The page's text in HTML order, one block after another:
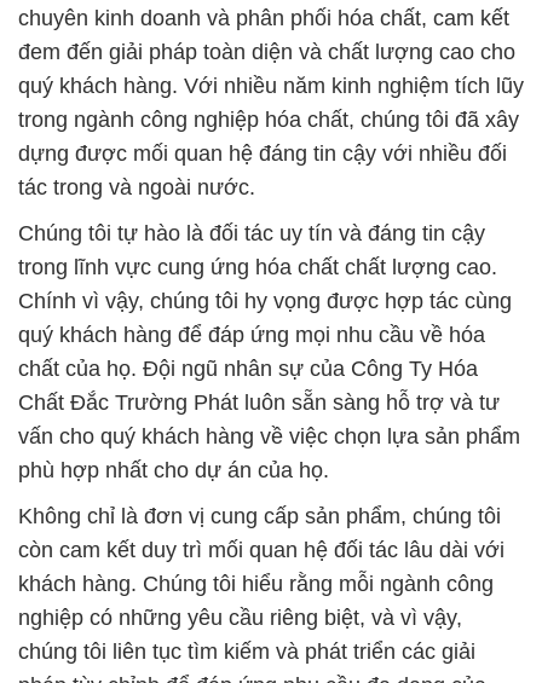
chuyên kinh doanh và phân phối hóa chất, cam kết
đem đến giải pháp toàn diện và chất lượng cao cho
quý khách hàng. Với nhiều năm kinh nghiệm tích lũy
trong ngành công nghiệp hóa chất, chúng tôi đã xây
dựng được mối quan hệ đáng tin cậy với nhiều đối
tác trong và ngoài nước.
Chúng tôi tự hào là đối tác uy tín và đáng tin cậy
trong lĩnh vực cung ứng hóa chất chất lượng cao.
Chính vì vậy, chúng tôi hy vọng được hợp tác cùng
quý khách hàng để đáp ứng mọi nhu cầu về hóa
chất của họ. Đội ngũ nhân sự của Công Ty Hóa
Chất Đắc Trường Phát luôn sẵn sàng hỗ trợ và tư
vấn cho quý khách hàng về việc chọn lựa sản phẩm
phù hợp nhất cho dự án của họ.
Không chỉ là đơn vị cung cấp sản phẩm, chúng tôi
còn cam kết duy trì mối quan hệ đối tác lâu dài với
khách hàng. Chúng tôi hiểu rằng mỗi ngành công
nghiệp có những yêu cầu riêng biệt, và vì vậy,
chúng tôi liên tục tìm kiếm và phát triển các giải